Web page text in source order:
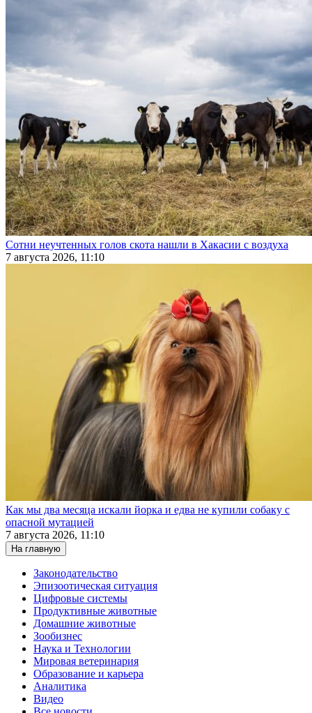
Сотни неучтенных голов скота нашли в Хакасии с воздуха
7 августа 2026, 11:10
Как мы два месяца искали йорка и едва не купили собаку с
опасной мутацией
7 августа 2026, 11:10
На главную
Законодательство
Эпизоотическая ситуация
Цифровые системы
Продуктивные животные
Домашние животные
Зообизнес
Наука и Технологии
Мировая ветеринария
Образование и карьера
Аналитика
Видео